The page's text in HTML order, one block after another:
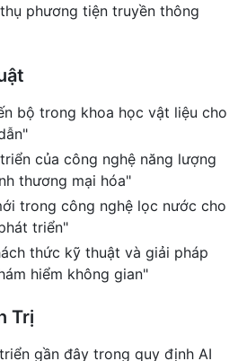
phương tiện truyền thông
bộ trong khoa học vật liệu cho
của công nghệ năng lượng
thương mại hóa"
trong công nghệ lọc nước cho
triển"
thức kỹ thuật và giải pháp
hiểm không gian"
Trị
gần đây trong quy định AI